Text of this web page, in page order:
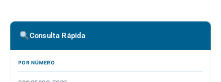
Consulta Rápida
POR NÚMERO